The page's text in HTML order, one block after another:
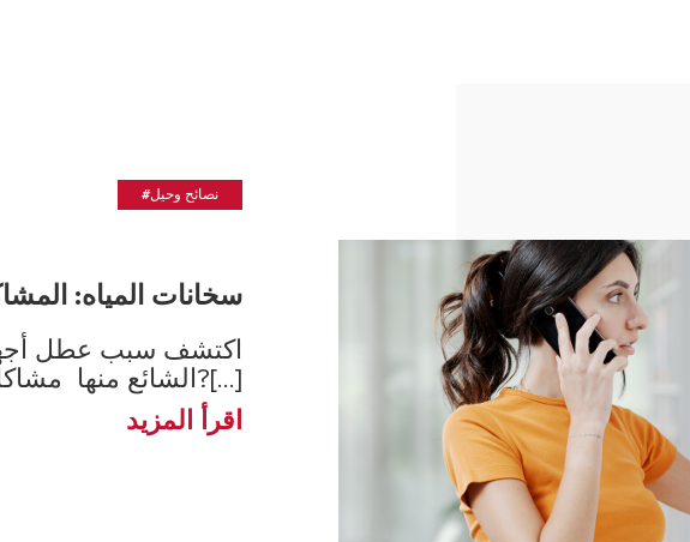
#نصائح وحيل
سخانات المياه:
اكتشف سبب عطل
الشائع منها مشاكل سخان المي?[...]
اقرأ المزيد